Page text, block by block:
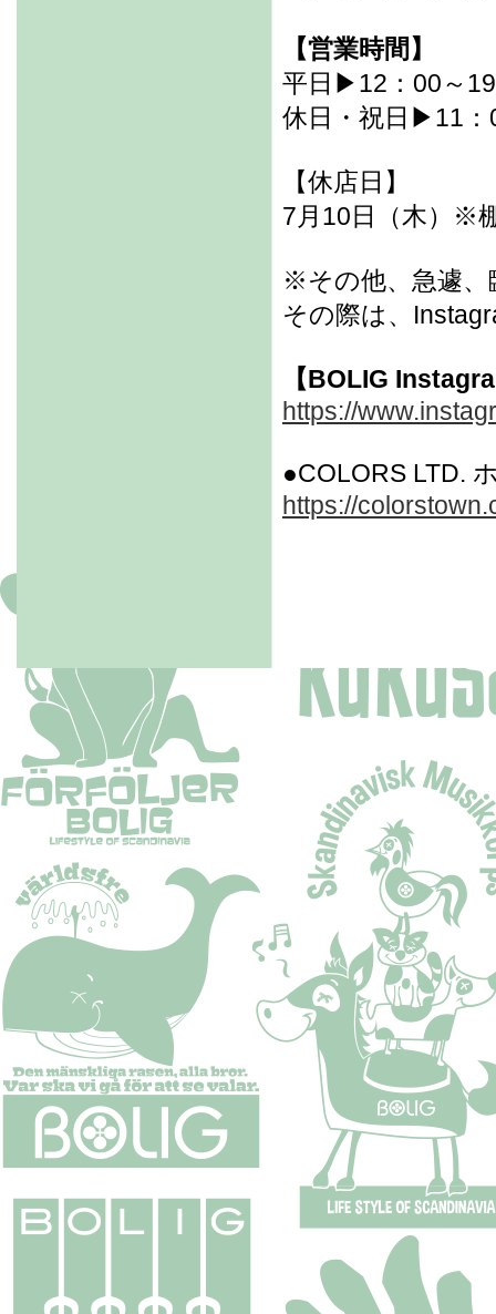
【営業時間】
平日▶12：00～
休日・祝日▶11：
【休店日】
7月10日（木）※
※その他、急遽、
その際は、
【BOLIG
https://
●COLORS LTD.
https://